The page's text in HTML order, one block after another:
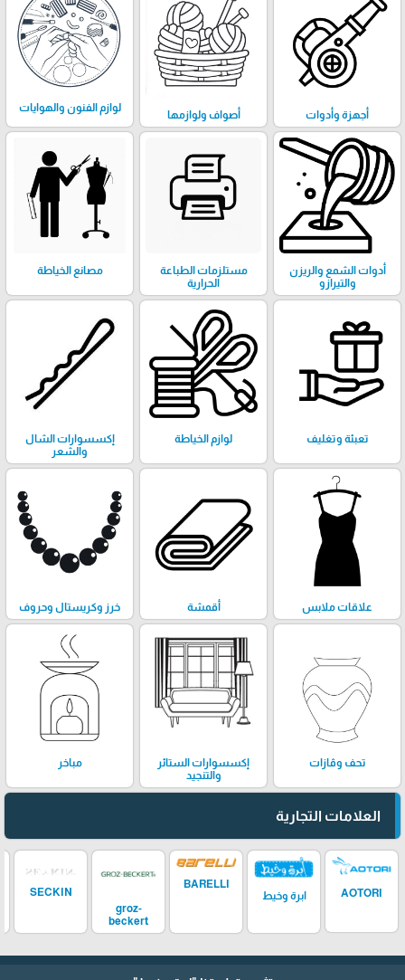
أجهزة وأدوات أصواف ولوازمها
لوازم الفنون والهوايات
أدوات الشمع والريزن
والتيرازو
مستلزمات الطباعة
الحرارية
مصانع الخياطة
تعبئة وتغليف لوازم الخياطة
إكسسوارات الشال
والشعر
علاقات ملابس أقمشة خرز وكريستال وحروف
تحف وڤازات
إكسسوارات الستائر
والتنجيد
مباخر
العلامات التجارية
AOTORI ابرة وخيط
BARELLI
groz-
beckert
SECKIN